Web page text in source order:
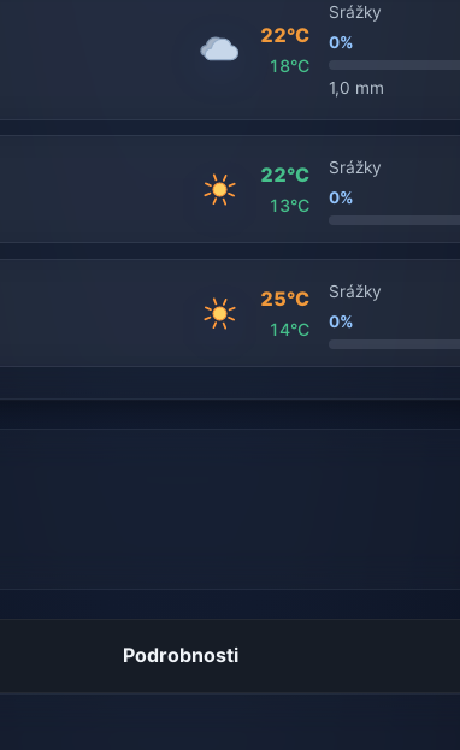
22°C
18°C
Srážky
0%
1,0 mm
22°C
13°C
Srážky
0%
25°C
14°C
Srážky
0%
Podrobnosti